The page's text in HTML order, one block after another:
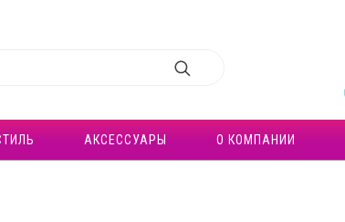
АКСЕССУАРЫ О КОМПАНИИ